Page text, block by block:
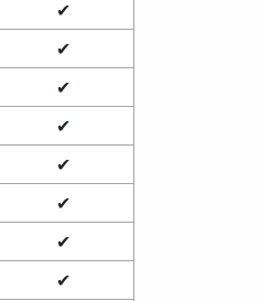
✔
✔
✔
✔
✔
✔
✔
✔